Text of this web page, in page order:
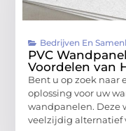
Bedrijven En
PVC
Voordelen van
Bent u op zoek naar
oplossing voor uw
wandpanelen. Deze
veelzijdig alternatief